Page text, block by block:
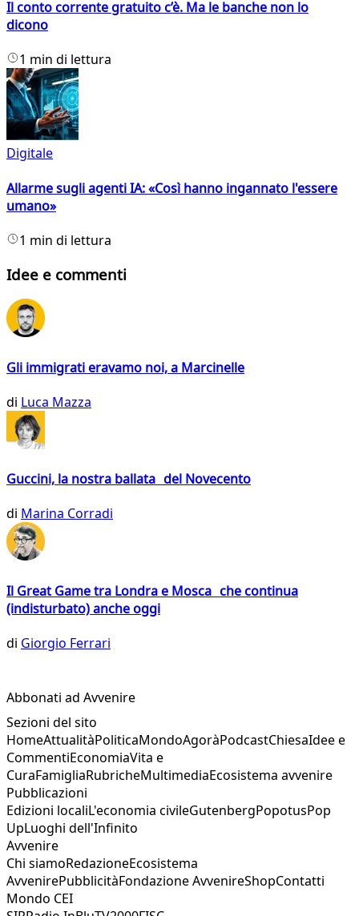
Il conto corrente gratuito c’è. Ma le banche non lo
dicono
1 min di lettura
Digitale
Allarme sugli agenti IA: «Così hanno ingannato l'essere
umano»
1 min di lettura
Idee e commenti
Gli immigrati eravamo noi, a Marcinelle
di Luca Mazza
Guccini, la nostra ballata del Novecento
di Marina Corradi
Il Great Game tra Londra e Mosca che continua
(indisturbato) anche oggi
di Giorgio Ferrari
Abbonati ad Avvenire
Sezioni del sito
HomeAttualitàPoliticaMondoAgoràPodcastChiesaIdee e
CommentiEconomiaVita e
CuraFamigliaRubricheMultimediaEcosistema avvenire
Pubblicazioni
Edizioni localiL'economia civileGutenbergPopotusPop
UpLuoghi dell'Infinito
Avvenire
Chi siamoRedazioneEcosistema
AvvenirePubblicitàFondazione AvvenireShopContatti
Mondo CEI